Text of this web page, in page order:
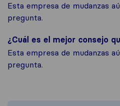
Esta empresa de mudanzas
pregunta.
¿Cuál es el mejor consejo
Esta empresa de mudanzas
pregunta.